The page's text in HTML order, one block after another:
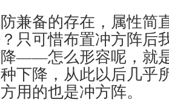
兼备的存在，属性简
只可惜布置冲方阵后
——怎么形容呢，就
下降，从此以后几乎
用的也是冲方阵。